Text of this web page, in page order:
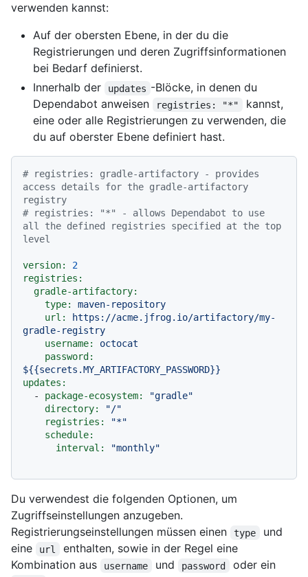
verwenden kannst:
Auf der obersten Ebene, in der du die
Registrierungen und deren Zugriffsinformationen
bei Bedarf definierst.
Innerhalb der
updates -Blöcke, in denen du
Dependabot anweisen
registries: "*"
kannst,
eine oder alle Registrierungen zu verwenden, die
du auf oberster Ebene definiert hast.
# registries: gradle-artifactory - provides
access details for the gradle-artifactory
registry
# registries: "*" - allows Dependabot to use
all the defined registries specified at the top
level
version:
2
registries:
gradle-artifactory:
type:
maven-repository
url:
https://acme.jfrog.io/artifactory/my-
gradle-registry
username:
octocat
password:
${{secrets.MY_ARTIFACTORY_PASSWORD}}
updates:
-
package-ecosystem:
"gradle"
directory:
"/"
registries:
"*"
schedule:
interval:
"monthly"
Du verwendest die folgenden Optionen, um
Zugriffseinstellungen anzugeben.
Registrierungseinstellungen müssen einen
type
und
eine
url
enthalten, sowie in der Regel eine
Kombination aus
username und password oder ein